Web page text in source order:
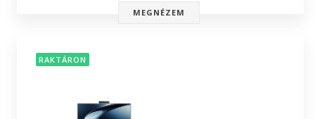
MEGNÉZEM
RAKTÁRON